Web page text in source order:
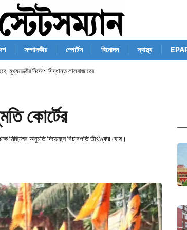
সম্পাদকীয় স্পোর্টস বিনোদন স্বাস্থ্য
নির্দেশে সিদ্ধান্ত লালবাজারের
কোর্টের
মিছিলের অনুমতি দিয়েছেন বিচারপতি তীর্থঙ্কর ঘোষ।